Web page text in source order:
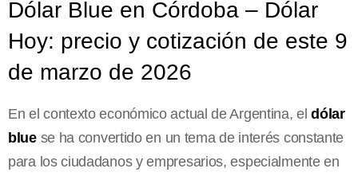
Dólar Blue en Córdoba – Dólar
Hoy: precio y cotización de este 9
de marzo de 2026
En el contexto económico actual de Argentina, eldólar
bluese ha convertido en un tema de interés constante
para los ciudadanos y empresarios, especialmente en